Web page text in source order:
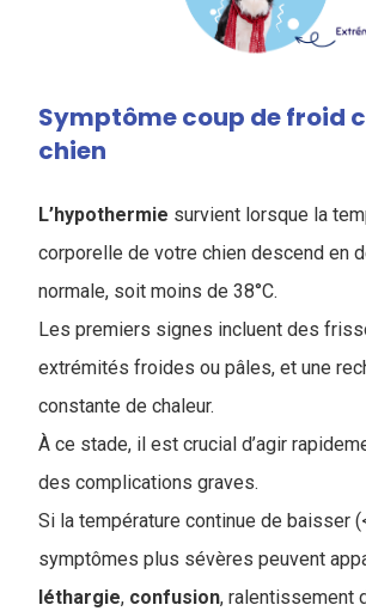
Symptôme coup de froid
chien
L’hypothermie survient lorsque la
corporelle de votre chien descend en
normale, soit moins de 38°C.
Les premiers signes incluent des
extrémités froides ou pâles, et une
constante de chaleur.
À ce stade, il est crucial d’agir
des complications graves.
Si la température continue de baisser
symptômes plus sévères peuvent
léthargie, confusion, ralentissement